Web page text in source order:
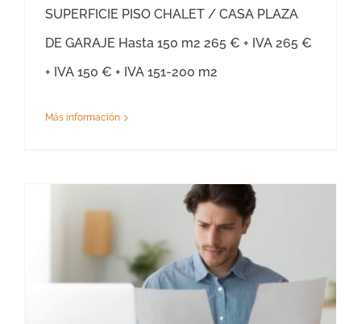
SUPERFICIE PISO CHALET / CASA PLAZA
DE GARAJE Hasta 150 m2 265 € + IVA 265 €
+ IVA 150 € + IVA 151-200 m2
Más información